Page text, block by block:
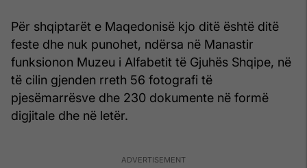
Për shqiptarët e Maqedonisë kjo ditë është ditë
feste dhe nuk punohet, ndërsa në Manastir
funksionon Muzeu i Alfabetit të Gjuhës Shqipe, në
të cilin gjenden rreth 56 fotografi të
pjesëmarrësve dhe 230 dokumente në formë
digjitale dhe në letër.